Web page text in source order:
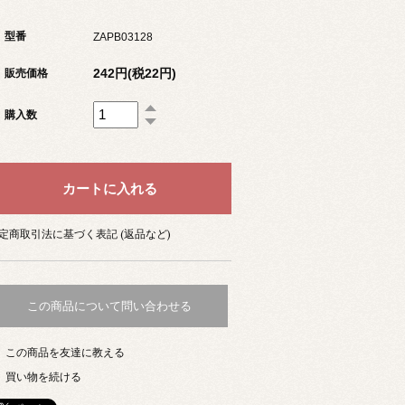
型番 ZAPB03128
販売価格 242円(税22円)
購入数
商取引法に基づく表記 (返品など)
この商品について問い合わせる
この商品を友達に教える
買い物を続ける